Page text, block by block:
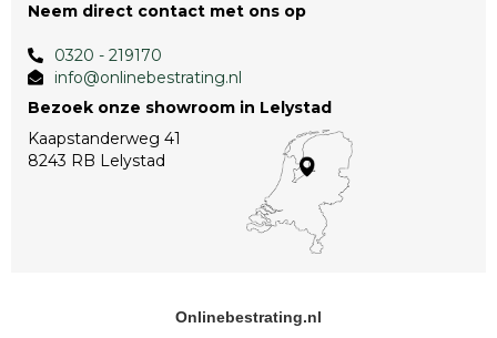
Neem direct contact met ons op
0320 - 219170
info@onlinebestrating.nl
Bezoek onze showroom in Lelystad
Kaapstanderweg 41
8243 RB Lelystad
Onlinebestrating.nl